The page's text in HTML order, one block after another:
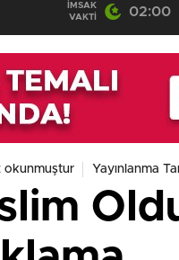
İMSAK
VAKTI
02:00
okunmuştur Yayınlanma